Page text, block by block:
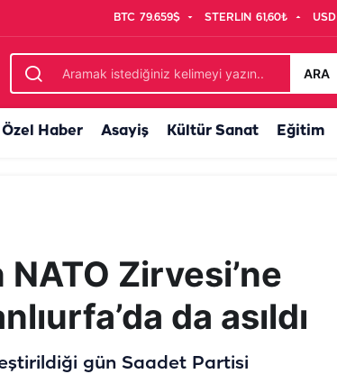
BTC 79.659$ STERLIN 61,60₺ USD
ARA
Özel Haber Asayiş Kültür Sanat Eğitim
Zirvesi’ne
da asıldı
gün Saadet Partisi